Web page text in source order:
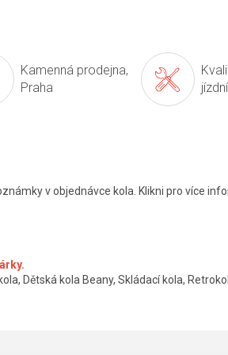
Kamenná prodejna,
Praha
v objednávce kola. Klikni pro více
Dětská kola Beany, Skládací kola,